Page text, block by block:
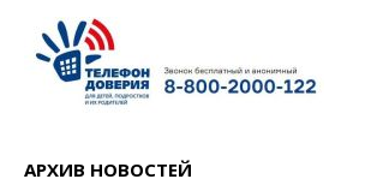
АРХИВ НОВОСТЕЙ